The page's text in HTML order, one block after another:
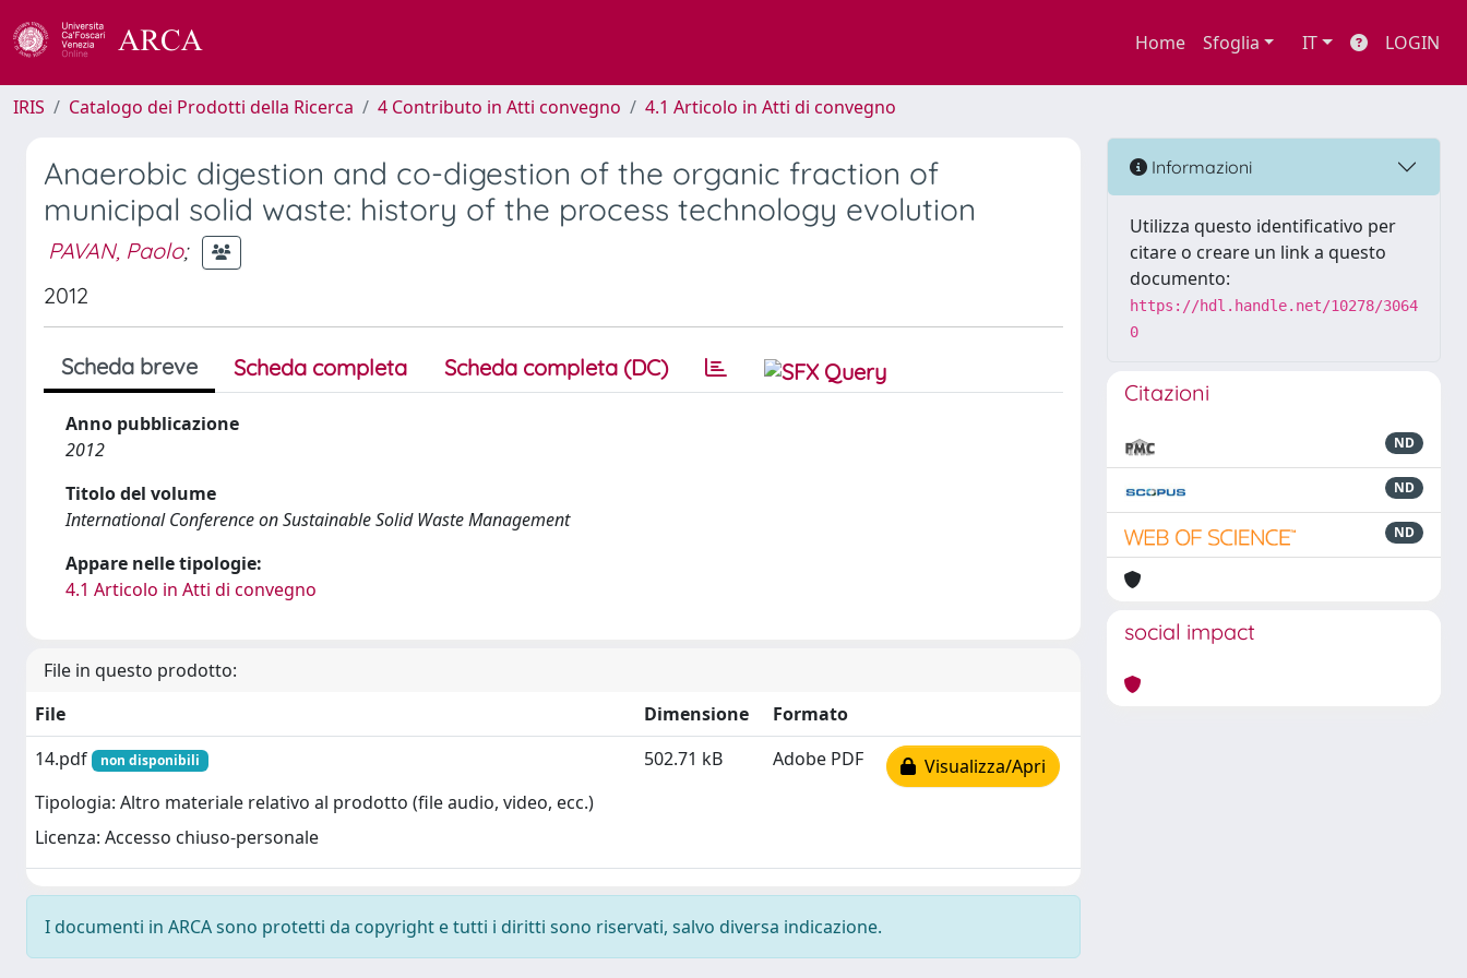
Home Sfoglia IT LOGIN
IRIS Catalogo dei Prodotti della Ricerca 4 Contributo in Atti convegno 4.1 Articolo in Atti di convegno
Anaerobic digestion and co-digestion of the organic fraction of
municipal solid waste: history of the process technology evolution
PAVAN, Paolo;
2012
Scheda breve Scheda completa Scheda completa (DC)
Anno pubblicazione
2012
Titolo del volume
International Conference on Sustainable Solid Waste Management
Appare nelle tipologie:
4.1 Articolo in Atti di convegno
File in questo prodotto:
File
Dimensione
Formato
14.pdf
non disponibili
Tipologia: Altro materiale relativo al prodotto (file audio, video, ecc.)
Licenza: Accesso chiuso-personale
502.71 kB Adobe PDF Visualizza/Apri
I documenti in ARCA sono protetti da copyright e tutti i diritti sono riservati, salvo diversa indicazione.
Informazioni
Utilizza questo identificativo per
citare o creare un link a questo
documento:
https://hdl.handle.net/10278/3064
0
Citazioni
ND
ND
ND
social impact